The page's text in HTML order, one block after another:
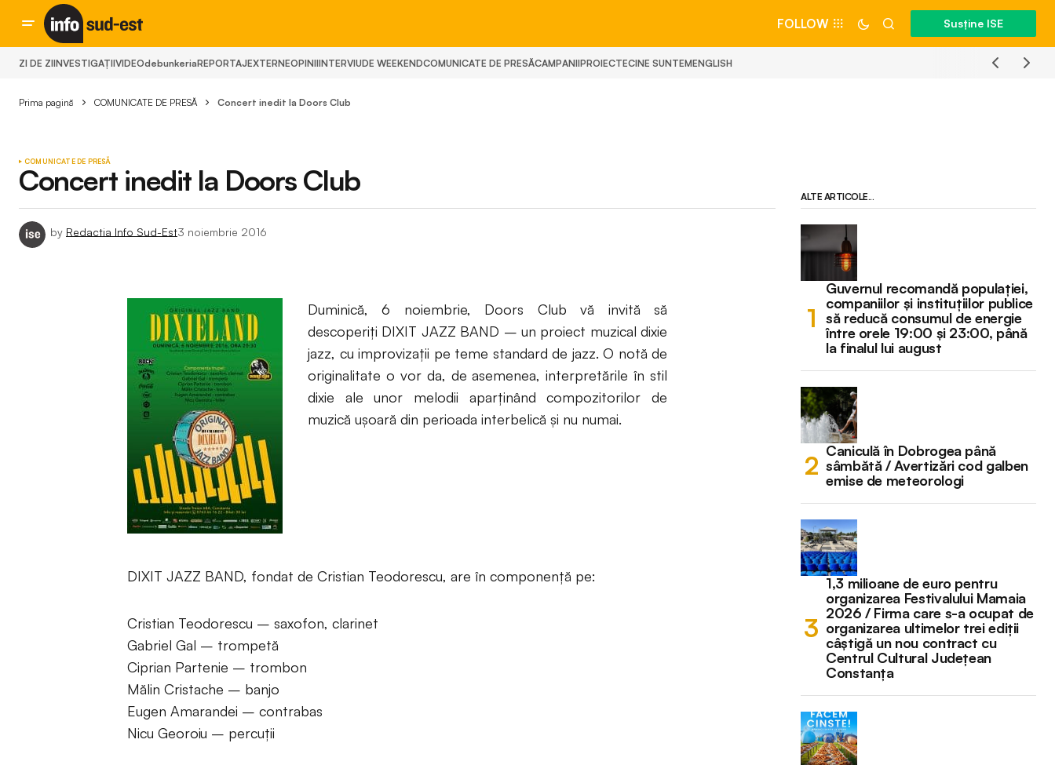
FOLLOW Susține ISE
ZI DE ZIINVESTIGAȚIIVIDEOdebunkeriaREPORTAJEXTERNEOPINIIINTERVIUDE WEEKENDCOMUNICATE DE PRESĂCAMPANIIPROIECTECINE SUNTEMENGLISH
Prima pagină COMUNICATE DE PRESĂ Concert inedit la Doors Club
COMUNICATE DE PRESĂ
Concert inedit la Doors Club
by Redactia Info Sud-Est3 noiembrie 2016
Duminică, 6 noiembrie, Doors Club vă invită să
descoperiți DIXIT JAZZ BAND – un proiect muzical dixie
jazz, cu improvizații pe teme standard de jazz. O notă de
originalitate o vor da, de asemenea, interpretările în stil
dixie ale unor melodii aparținând compozitorilor de
muzică ușoară din perioada interbelică și nu numai.
DIXIT JAZZ BAND, fondat de Cristian Teodorescu, are în componență pe:
Cristian Teodorescu – saxofon, clarinet
Gabriel Gal – trompetă
Ciprian Partenie – trombon
Mălin Cristache – banjo
Eugen Amarandei – contrabas
Nicu Georoiu – percuții
ALTE ARTICOLE...
Guvernul recomandă populației,
companiilor și instituțiilor publice
să reducă consumul de energie
între orele 19:00 și 23:00, până
la finalul lui august
Caniculă în Dobrogea până
sâmbătă / Avertizări cod galben
emise de meteorologi
1,3 milioane de euro pentru
organizarea Festivalului Mamaia
2026 / Firma care s-a ocupat de
organizarea ultimelor trei ediții
câștigă un nou contract cu
Centrul Cultural Județean
Constanța